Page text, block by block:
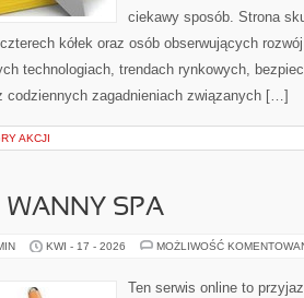
ciekawy sposób. Strona
kółek oraz osób obserwujących
technologiach, trendach rynkowych,
codziennych zagadnieniach związanych […]
AKCJI
WANNY SPA
KWI - 17 - 2026 MOŻLIWOŚĆ
Ten serwis online to